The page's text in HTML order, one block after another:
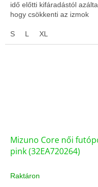
idő előtti kifáradástól
hogy csökkenti az izmok
véráramlást.
S L XL
Mizuno Core női
pink (32EA720264)
Raktáron